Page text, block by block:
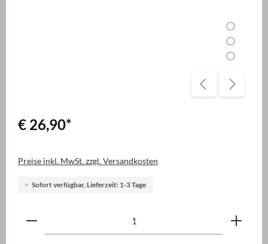
€ 26,90*
Preise inkl. MwSt. zzgl. Versandkosten
Sofort verfügbar, Lieferzeit: 1-3 Tage
Produkt Anzahl: Gib den gewünschten Wert ein